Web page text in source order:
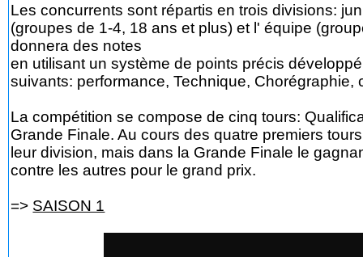
Les concurrents sont répartis en trois divisions:
(groupes de 1-4, 18 ans et plus) et l' équipe
donnera des notes
en utilisant un système de points précis
suivants: performance, Technique, Chorégraphie,
La compétition se compose de cinq tours:
Grande Finale. Au cours des quatre premiers
leur division, mais dans la Grande Finale le
contre les autres pour le grand prix.
=> SAISON 1